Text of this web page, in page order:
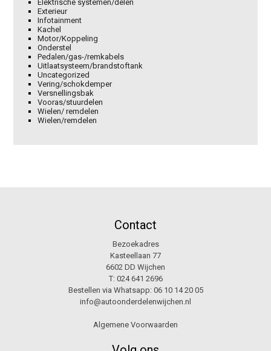
Elektrische systemen/delen
Exterieur
Infotainment
Kachel
Motor/Koppeling
Onderstel
Pedalen/gas-/remkabels
Uitlaatsysteem/brandstoftank
Uncategorized
Vering/schokdemper
Versnellingsbak
Vooras/stuurdelen
Wielen/ remdelen
Wielen/remdelen
Contact
Bezoekadres
Kasteellaan 77
6602 DD Wijchen
T: 024 641 2696
Bestellen via Whatsapp: 06 10 14 20 05
info@autoonderdelenwijchen.nl
Algemene Voorwaarden